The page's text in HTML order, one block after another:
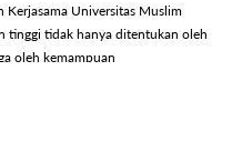
Universitas Muslim
tinggi tidak hanya ditentukan oleh
oleh kemampuan
dipercaya dan dimanfaatkan